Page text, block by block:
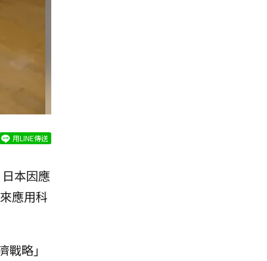
用LINE傳送
本因應
應用科
略」